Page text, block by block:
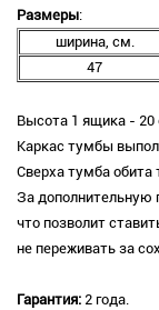
Размеры:
ширина, см.
47
Высота 1 ящика - 20
Каркас тумбы
Сверха тумба обита
За дополнительную
что позволит
не переживать за
Гарантия: 2 года.